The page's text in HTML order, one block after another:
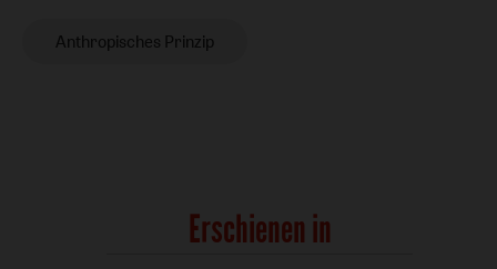
Anthropisches Prinzip
Erschienen in